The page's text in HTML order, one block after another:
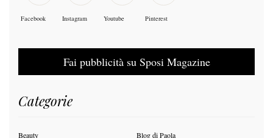
Facebook Instagram Youtube Pinterest
Fai pubblicità su Sposi Magazine
Categorie
Beauty Blog di Paola